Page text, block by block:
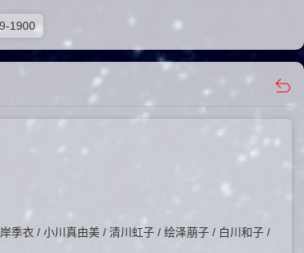
1900
季衣 / 小川真由美 / 清川虹子 / 绘泽萠子 / 白川和子 /